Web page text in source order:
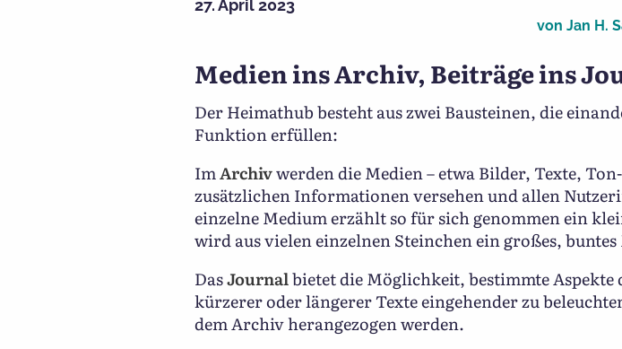
27. April 2023
von Jan H.
Medien ins Archiv, Beiträge ins
Der Heimathub besteht aus zwei Bausteinen, die
Funktion erfüllen:
ImArchivwerden die Medien – etwa Bilder, Texte,
zusätzlichen Informationen versehen und allen
einzelne Medium erzählt so für sich genommen ein
wird aus vielen einzelnen Steinchen ein großes,
DasJournalbietet die Möglichkeit, bestimmte
kürzerer oder längerer Texte eingehender zu
dem Archiv herangezogen werden.